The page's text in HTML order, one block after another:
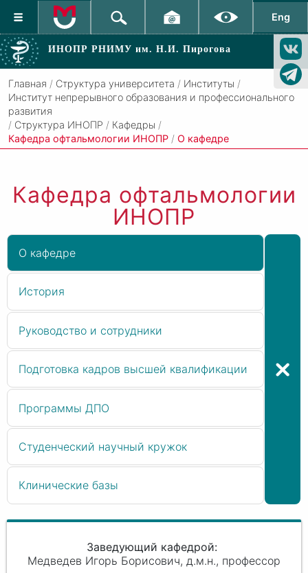
Eng
ИНОПР РНИМУ им. Н.И. Пирогова
Главная / Структура университета / Институты /
Институт непрерывного образования и профессионального
развития
/ Структура ИНОПР / Кафедры /
Кафедра офтальмологии ИНОПР / О кафедре
Кафедра офтальмологии
ИНОПР
О кафедре
История
Руководство и сотрудники
Подготовка кадров высшей квалификации
Программы ДПО
Студенческий научный кружок
Клинические базы
Заведующий кафедрой
Медведев Игорь Борисович д.м.н., профессор